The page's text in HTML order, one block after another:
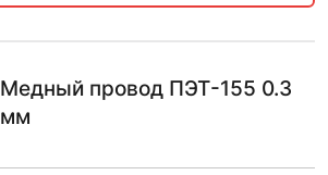
Медный провод ПЭТ-155 0.3
мм